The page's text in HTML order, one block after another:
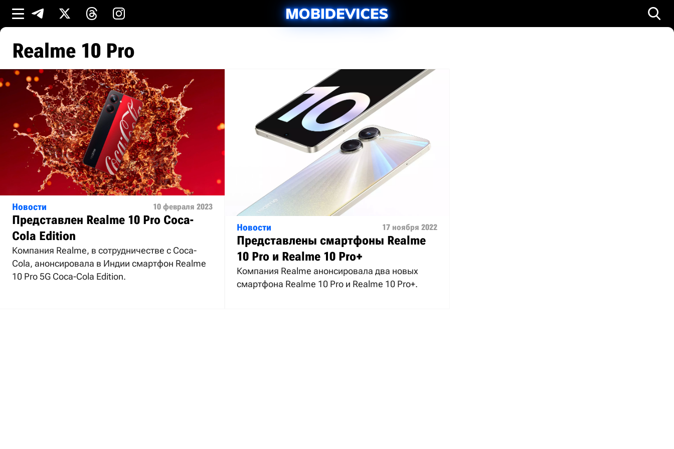
Realme 10 Pro
Новости 10 февраля 2023
Представлен Realme 10 Pro Coca-
Cola Edition
Компания Realme, в сотрудничестве с Coca-
Cola, анонсировала в Индии смартфон Realme
10 Pro 5G Coca-Cola Edition.
Новости 17 ноября 2022
Представлены смартфоны Realme
10 Pro и Realme 10 Pro+
Компания Realme анонсировала два новых
смартфона Realme 10 Pro и Realme 10 Pro+.